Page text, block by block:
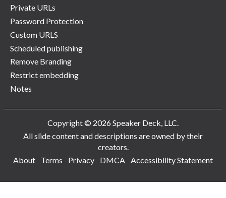
Private URLs
Password Protection
Custom URLS
Scheduled publishing
Remove Branding
Restrict embedding
Notes
Copyright © 2026 Speaker Deck, LLC.
All slide content and descriptions are owned by their
creators.
About
Terms Privacy DMCA Accessibility Statement